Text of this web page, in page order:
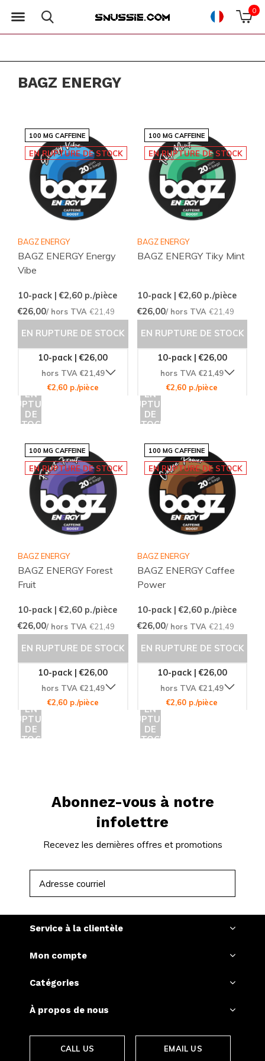
0
BAGZ ENERGY
100 MG CAFFEINE
EN RUPTURE DE STOCK
BAGZ ENERGY
BAGZ ENERGY Energy
Vibe
10-pack | €2,60 p./pièce
€26,00/ hors TVA €21,49
EN RUPTURE DE STOCK
10-pack | €26,00
hors TVA €21,49
€2,60 p./pièce
EN
RUPTURE
DE
STOCK
100 MG CAFFEINE
EN RUPTURE DE STOCK
BAGZ ENERGY
BAGZ ENERGY Tiky Mint
10-pack | €2,60p./pièce
€26,00/ hors TVA €21,49
EN RUPTURE DE STOCK
10-pack | €26,00
hors TVA €21,49
€2,60 p./pièce
EN
RUPTURE
DE
STOCK
100 MG CAFFEINE
EN RUPTURE DE STOCK
BAGZ ENERGY
BAGZ ENERGY Forest
Fruit
10-pack | €2,60 p./pièce
€26,00/ hors TVA €21,49
EN RUPTURE DE STOCK
10-pack | €26,00
hors TVA €21,49
€2,60 p./pièce
EN
RUPTURE
DE
STOCK
100 MG CAFFEINE
EN RUPTURE DE STOCK
BAGZ ENERGY
BAGZ ENERGY Caffee
Power
10-pack | €2,60p./pièce
€26,00/ hors TVA €21,49
EN RUPTURE DE STOCK
10-pack | €26,00
hors TVA €21,49
€2,60 p./pièce
EN
RUPTURE
DE
STOCK
Abonnez-vous à notre
infolettre
Recevez les dernières offres et promotions
Service à la clientèle
Mon compte
Catégories
À propos de nous
CALL US EMAIL US